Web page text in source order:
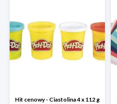
Hit cenowy - Ciastolina 4 x 112 g